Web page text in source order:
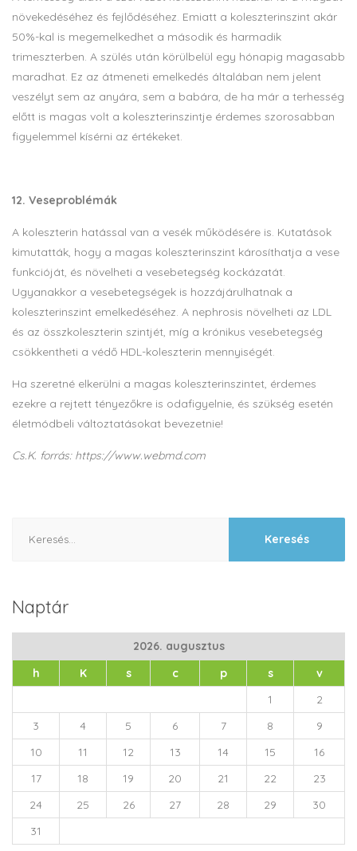
növekedéséhez és fejlődéséhez. Emiatt a koleszterinszint akár
50%-kal is megemelkedhet a második és harmadik
trimeszterben. A szülés után körülbelül egy hónapig magasabb
maradhat. Ez az átmeneti emelkedés általában nem jelent
veszélyt sem az anyára, sem a babára, de ha már a terhesség
előtt is magas volt a koleszterinszintje érdemes szorosabban
figyelemmel kísérni az értékeket.
12. Veseproblémák
A koleszterin hatással van a vesék működésére is. Kutatások
kimutatták, hogy a magas koleszterinszint károsíthatja a vese
funkcióját, és növelheti a vesebetegség kockázatát.
Ugyanakkor a vesebetegségek is hozzájárulhatnak a
koleszterinszint emelkedéséhez. A nephrosis növelheti az LDL
és az összkoleszterin szintjét, míg a krónikus vesebetegség
csökkentheti a védő HDL-koleszterin mennyiségét.
Ha szeretné elkerülni a magas koleszterinszintet, érdemes
ezekre a rejtett tényezőkre is odafigyelnie, és szükség esetén
életmódbeli változtatásokat bevezetnie!
Cs.K. forrás: https://www.webmd.com
Naptár
2026. augusztus
h
K s c p s
v
1
2
3
4 5 6 7 8
9
10
11 12 13 14 15
16
17
18 19 20 21 22
23
24
25 26 27 28 29
30
31